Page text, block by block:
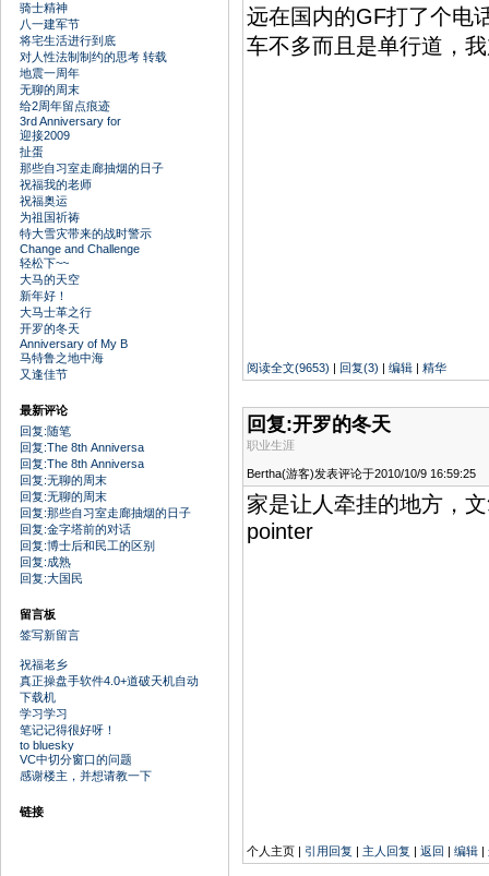
骑士精神
八一建军节
将宅生活进行到底
对人性法制制约的思考 转载
地震一周年
无聊的周末
给2周年留点痕迹
3rd Anniversary for
迎接2009
扯蛋
那些自习室走廊抽烟的日子
祝福我的老师
祝福奥运
为祖国祈祷
特大雪灾带来的战时警示
Change and Challenge
轻松下~~
大马的天空
新年好！
大马士革之行
开罗的冬天
Anniversary of My B
马特鲁之地中海
又逢佳节
最新评论
回复:随笔
回复:The 8th Anniversa
回复:The 8th Anniversa
回复:无聊的周末
回复:无聊的周末
回复:那些自习室走廊抽烟的日子
回复:金字塔前的对话
回复:博士后和民工的区别
回复:成熟
回复:大国民
留言板
签写新留言
祝福老乡
真正操盘手软件4.0+道破天机自动
下载机
学习学习
笔记记得很好呀！
to bluesky
VC中切分窗口的问题
感谢楼主，并想请教一下
链接
远在国内的GF打了个电
车不多而且是单行道，
阅读全文(9653) | 回复(3) | 编辑 | 精华
回复:开罗的冬天
职业生涯
Bertha(游客)发表评论于2010/10/9 16:59:25
家是让人牵挂的地方，
pointer
个人主页 | 引用回复 | 主人回复 | 返回 | 编辑 |